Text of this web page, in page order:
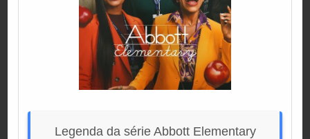
Legenda da série Abbott Elementary